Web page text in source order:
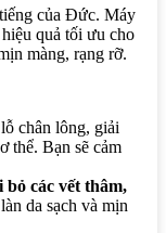
của Đức. Máy
quả tối ưu cho
màng, rạng rỡ.
chân lông, giải
thể. Bạn sẽ cảm
bỏ các vết thâm,
da sạch và mịn